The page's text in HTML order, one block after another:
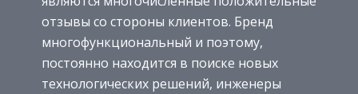
отзывы со стороны клиентов. Бренд
многофункциональный и поэтому,
постоянно находится в поиске новых
технологических решений, инженеры